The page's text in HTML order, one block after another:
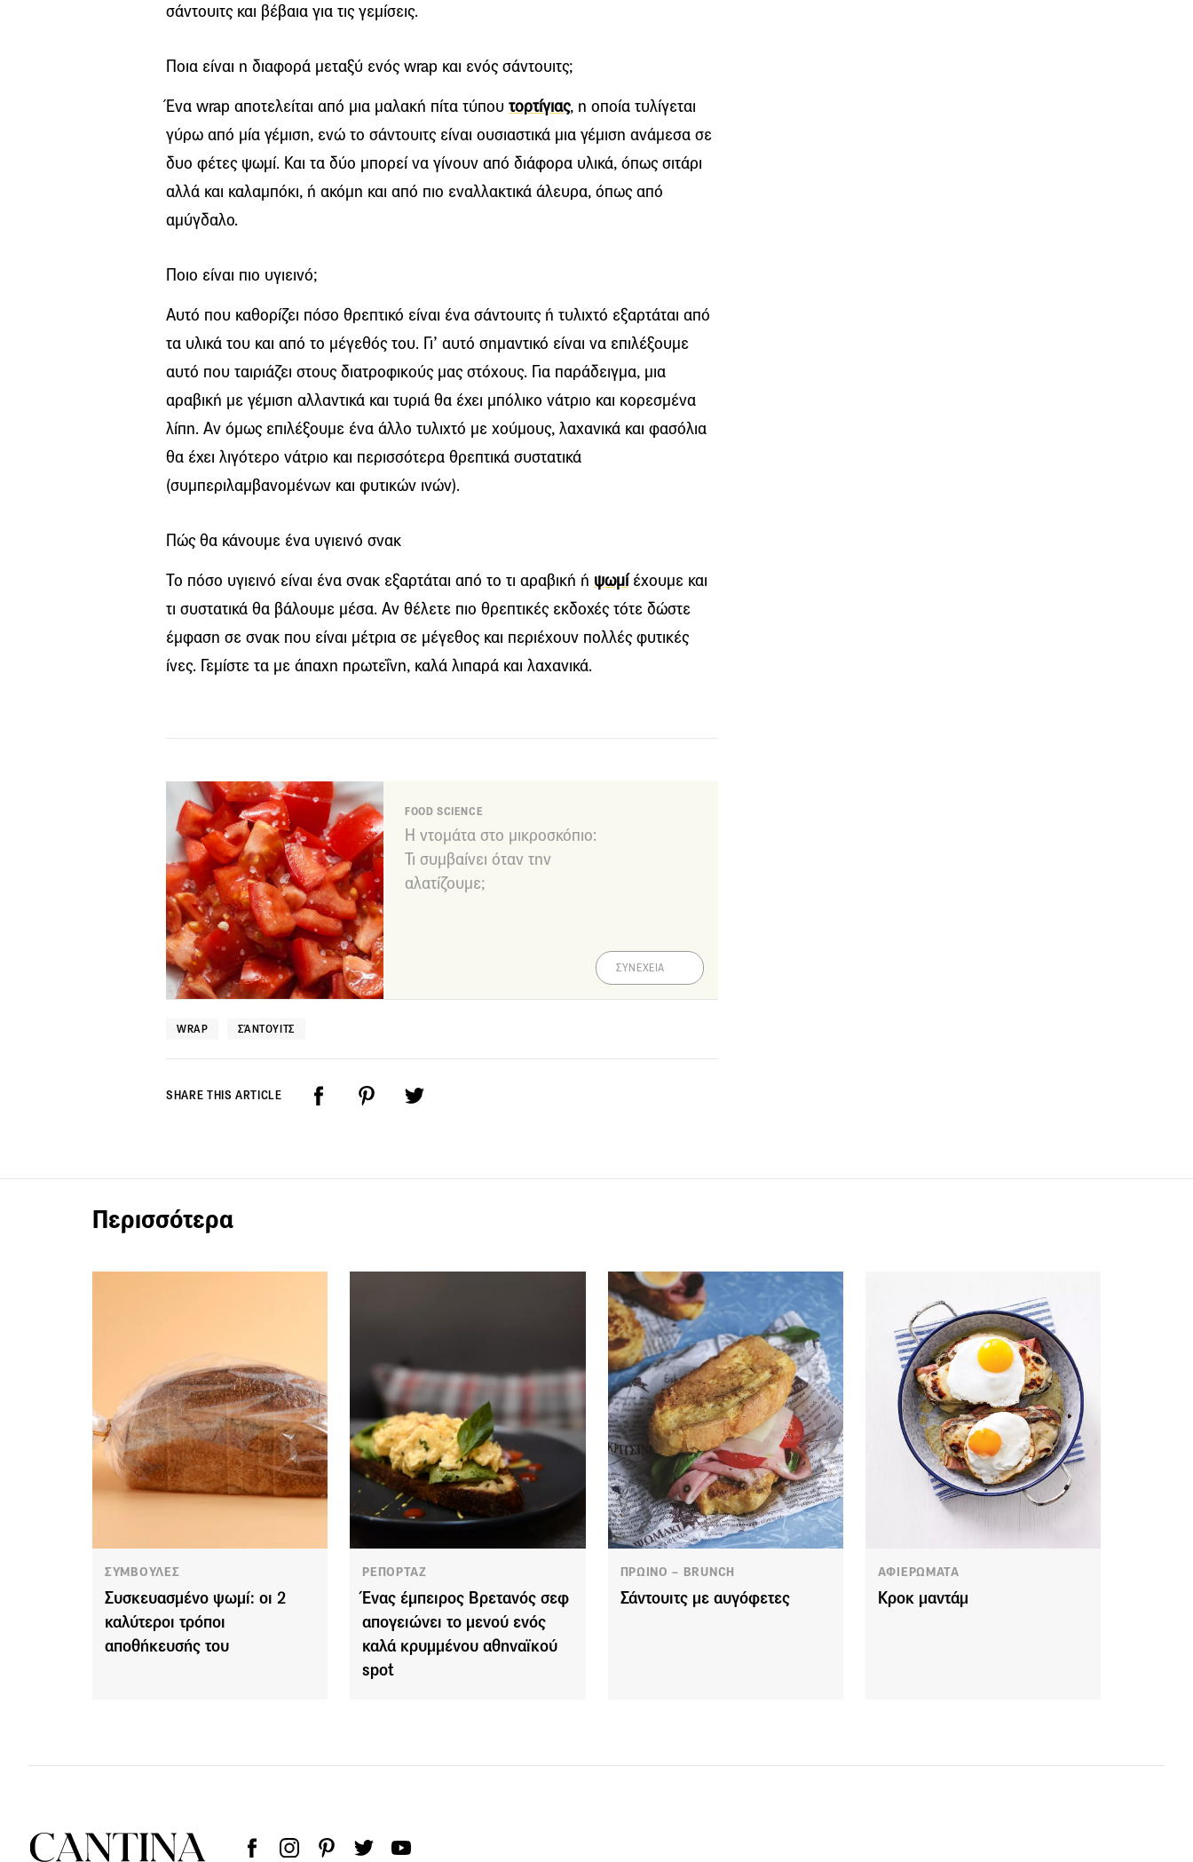
σάντουιτς και βέβαια για τις γεμίσεις.
Ποια είναι η διαφορά μεταξύ ενός wrap και ενός σάντουιτς;
Ένα wrap αποτελείται από μια μαλακή πίτα τύπου τορτίγιας, η οποία τυλίγεται
γύρω από μία γέμιση, ενώ το σάντουιτς είναι ουσιαστικά μια γέμιση ανάμεσα σε
δυο φέτες ψωμί. Και τα δύο μπορεί να γίνουν από διάφορα υλικά, όπως σιτάρι
αλλά και καλαμπόκι, ή ακόμη και από πιο εναλλακτικά άλευρα, όπως από
αμύγδαλο.
Ποιο είναι πιο υγιεινό;
Αυτό που καθορίζει πόσο θρεπτικό είναι ένα σάντουιτς ή τυλιχτό εξαρτάται από
τα υλικά του και από το μέγεθός του. Γι’ αυτό σημαντικό είναι να επιλέξουμε
αυτό που ταιριάζει στους διατροφικούς μας στόχους. Για παράδειγμα, μια
αραβική με γέμιση αλλαντικά και τυριά θα έχει μπόλικο νάτριο και κορεσμένα
λίπη. Αν όμως επιλέξουμε ένα άλλο τυλιχτό με χούμους, λαχανικά και φασόλια
θα έχει λιγότερο νάτριο και περισσότερα θρεπτικά συστατικά
(συμπεριλαμβανομένων και φυτικών ινών).
Πώς θα κάνουμε ένα υγιεινό σνακ
Το πόσο υγιεινό είναι ένα σνακ εξαρτάται από το τι αραβική ή ψωμίέχουμε και
τι συστατικά θα βάλουμε μέσα. Αν θέλετε πιο θρεπτικές εκδοχές τότε δώστε
έμφαση σε σνακ που είναι μέτρια σε μέγεθος και περιέχουν πολλές φυτικές
ίνες. Γεμίστε τα με άπαχη πρωτεΐνη, καλά λιπαρά και λαχανικά.
FOOD SCIENCE
Η ντομάτα στο μικροσκόπιο:
Τι συμβαίνει όταν την
αλατίζουμε;
ΣΥΝΕΧΕΙΑ
WRAP ΣΆΝΤΟΥΙΤΣ
SHARE THIS ARTICLE
Περισσότερα
ΣΥΜΒΟΥΛΕΣ
Συσκευασμένο ψωμί: οι 2
καλύτεροι τρόποι
αποθήκευσής του
ΡΕΠΟΡΤΑΖ
Ένας έμπειρος Bρετανός σεφ
απογειώνει το μενού ενός
καλά κρυμμένου αθηναϊκού
spot
ΠΡΩΙΝΟ – BRUNCH
Σάντουιτς με αυγόφετες
ΑΦΙΕΡΩΜΑΤΑ
Κροκ μαντάμ